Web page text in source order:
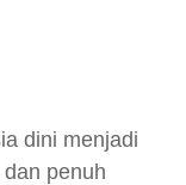
dini menjadi
penuh